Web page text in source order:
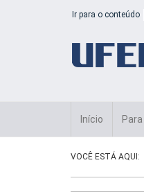
Ir para o conteúdo
Início
VOCÊ ESTÁ AQUI: